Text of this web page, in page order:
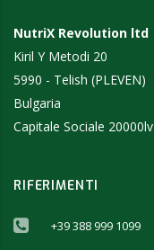
NutriX Revolution ltd
Kiril Y Metodi 20
5990 - Telish (PLEVEN)
Bulgaria
Capitale Sociale 20000lv
RIFERIMENTI
+39 388 999 1099